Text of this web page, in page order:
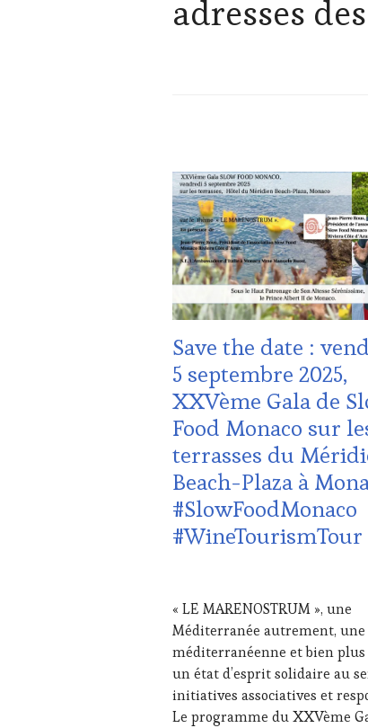
adresses
CLUB
:
WINE
TASTING
VOUCHER,
CULTURAL
GUEST,
DOMAINE
VITICOLE,
ADHÉRENT,
VIN
TOURISME,
EDITION
LES
CLÉS
DU
VIN
ET
DE
LA
HAUTE
HOST ,
INVITATIONS
&
DÉGUSTATIONS,
WINE
TASTING,
JEU ,
Save the date :
5 septembre 2025,
XXVème Gala de
Food Monaco sur
terrasses du
Beach-Plaza à
#SlowFoodMonaco
#WineTourismTour
2025
« LE MARENOSTRUM », une
Méditerranée autrement,
méditerranéenne et bien plus
un état d’esprit solidaire au
initiatives associatives et
Le programme du XXVème